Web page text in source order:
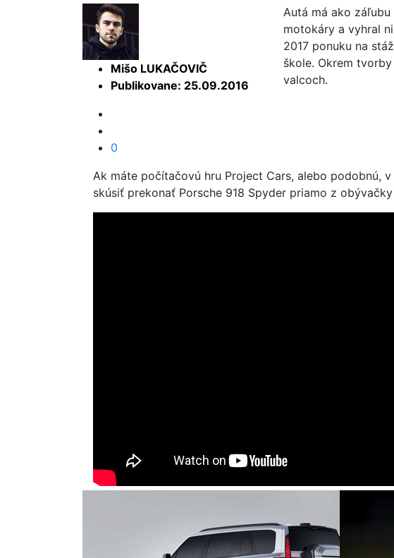
Mišo LUKAČOVIČ
Publikovane: 25.09.2016
Autá má ako
motokáry a vyhral
2017 ponuku na
škole. Okrem
valcoch.
0
Ak máte počítačovú hru Project Cars, alebo podobnú,
skúsiť prekonať Porsche 918 Spyder priamo z obývačky